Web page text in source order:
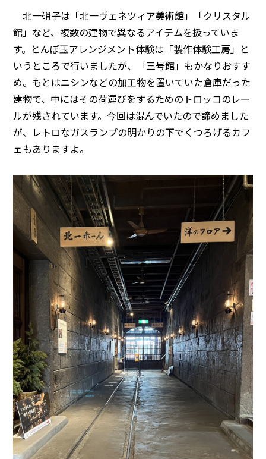
北一硝子は「北一ヴェネツィア美術館」「クリスタル
館」など、複数の建物で異なるアイテムを扱っていま
す。とんぼ玉アレンジメント体験は「製作体験工房」と
いうところで行いましたが、「三号館」もかなりおすす
め。もとはニシンなどの加工物を置いていた倉庫だった
建物で、中にはその荷運びをするためのトロッコのレー
ルが残されています。今回は混んでいたので諦めました
が、レトロなガスランプの明かりの下でくつろげるカフ
ェもありますよ。